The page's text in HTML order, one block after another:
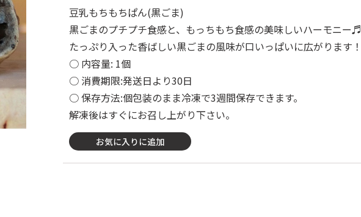
豆乳もちもちぱん(黒ごま)
黒ごまのプチプチ食感と、もっちもち食感の美味しいハーモニー♬
たっぷり入った香ばしい黒ごまの風味が口いっぱいに広がります！
○ 内容量: 1個
○ 消費期限:発送日より30日
○ 保存方法:個包装のまま冷凍で3週間保存できます。
解凍後はすぐにお召し上がり下さい。
お気に入りに追加